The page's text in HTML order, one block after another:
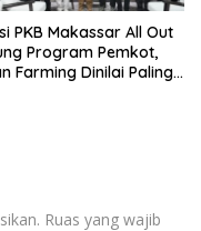
PKB Makassar All Out
Program Pemkot,
Farming Dinilai Paling
Ruas yang wajib